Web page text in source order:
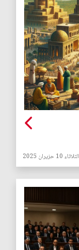
الثلاثاء 10 حزيران 2025